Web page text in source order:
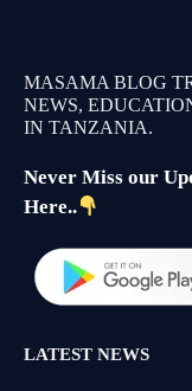
MASAMA BLOG
NEWS,
IN TANZANIA.
Never Miss our
Here..
LATEST NEWS